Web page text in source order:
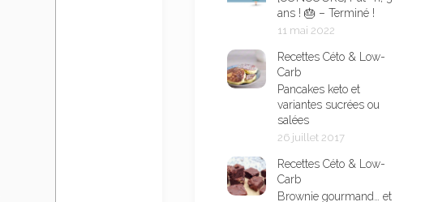
ans ! 🎂 – Terminé !
11 mai 2022
Recettes Céto & Low-
Carb
Pancakes keto et
variantes sucrées ou
salées
26 juillet 2017
Recettes Céto & Low-
Carb
Brownie gourmand… et